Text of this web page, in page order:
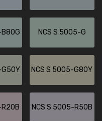
NCS S 5005-G
G50Y NCS S 5005-G80Y
NCS S 5005-R50B